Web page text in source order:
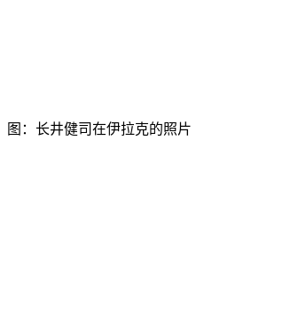
图：长井健司在伊拉克的照片